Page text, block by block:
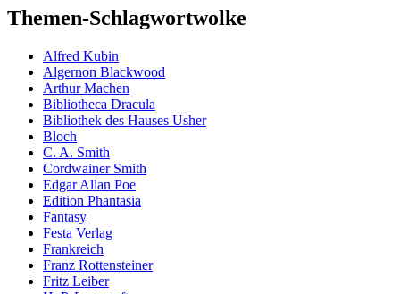
Themen-Schlagwortwolke
Alfred Kubin
Algernon Blackwood
Arthur Machen
Bibliotheca Dracula
Bibliothek des Hauses Usher
Bloch
C. A. Smith
Cordwainer Smith
Edgar Allan Poe
Edition Phantasia
Fantasy
Festa Verlag
Frankreich
Franz Rottensteiner
Fritz Leiber